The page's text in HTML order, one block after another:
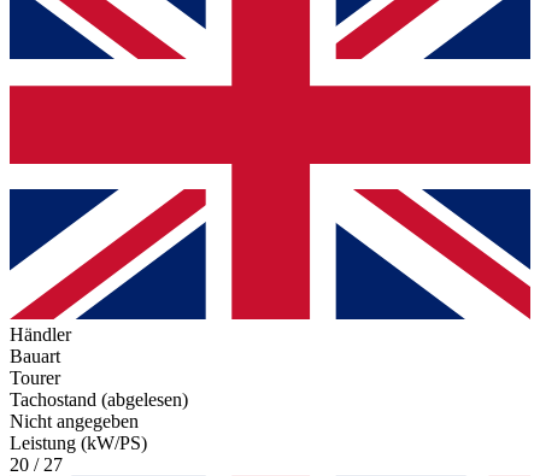
Händler
Bauart
Tourer
Tachostand (abgelesen)
Nicht angegeben
Leistung (kW/PS)
20 / 27